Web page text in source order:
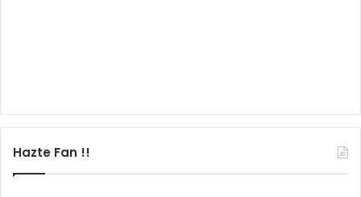
Hazte Fan !!